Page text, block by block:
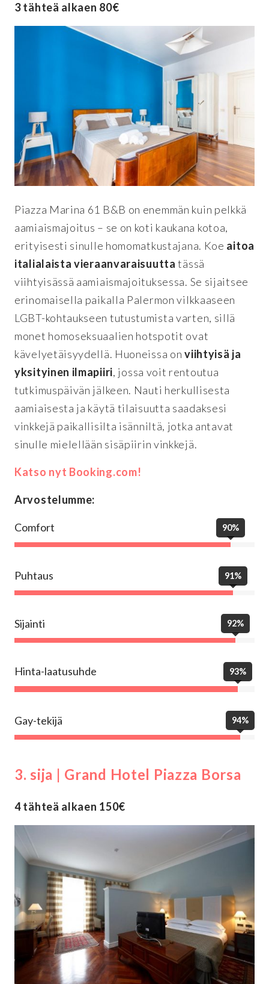
3 tähteä alkaen 80€
Piazza Marina 61 B&B on enemmän kuin pelkkä
aamiaismajoitus – se on koti kaukana kotoa,
erityisesti sinulle homomatkustajana. Koe aitoa
italialaista vieraanvaraisuutta tässä
viihtyisässä aamiaismajoituksessa. Se sijaitsee
erinomaisella paikalla Palermon vilkkaaseen
LGBT-kohtaukseen tutustumista varten, sillä
monet homoseksuaalien hotspotit ovat
kävelyetäisyydellä. Huoneissa onviihtyisä ja
yksityinen ilmapiiri, jossa voit rentoutua
tutkimuspäivän jälkeen. Nauti herkullisesta
aamiaisesta ja käytä tilaisuutta saadaksesi
vinkkejä paikallisilta isänniltä, jotka antavat
sinulle mielellään sisäpiirin vinkkejä.
Katso nyt Booking.com!
Arvostelumme:
Comfort 90%
Puhtaus 91%
Sijainti 92%
Hinta-laatusuhde 93%
Gay-tekijä 94%
3. sija | Grand Hotel Piazza Borsa
4 tähteä alkaen 150€